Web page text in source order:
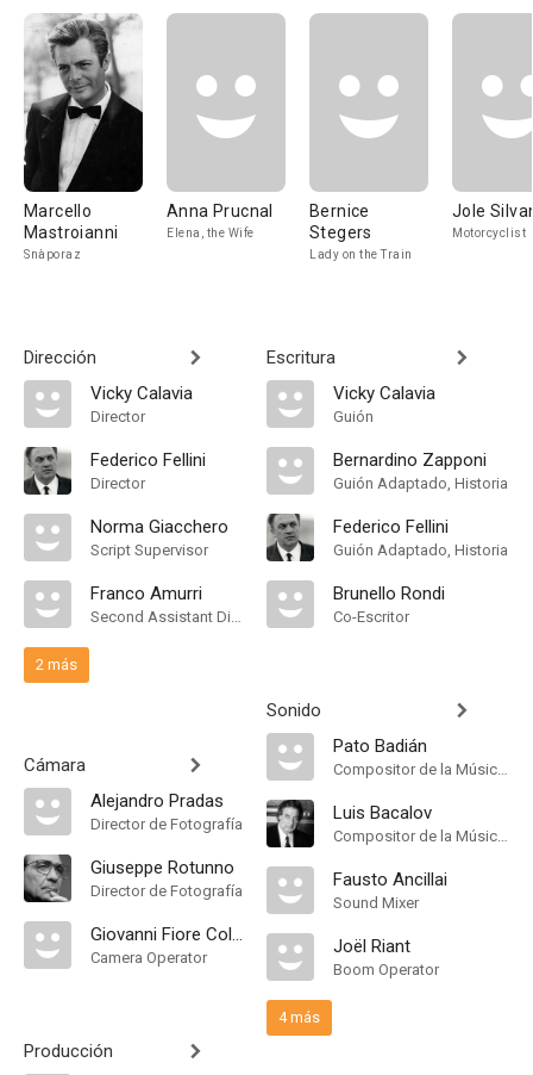
Marcello
Mastroianni
Snàporaz
Anna Prucnal
Elena, the Wife
Bernice
Stegers
Lady on the Train
Jole
Motorcyclist
Dirección
Vicky Calavia
Director
Federico Fellini
Director
Norma Giacchero
Script Supervisor
Franco Amurri
Second Assistant Director
2 más
Cámara
Alejandro Pradas
Director de Fotografía
Giuseppe Rotunno
Director de Fotografía
Giovanni Fiore Coltellacci
Camera Operator
Producción
Escritura
Vicky Calavia
Guión
Bernardino Zapponi
Guión Adaptado, Historia
Federico Fellini
Guión Adaptado, Historia
Brunello Rondi
Co-Escritor
Sonido
Pato Badián
Compositor de la Música Original
Luis Bacalov
Compositor de la Música Original
Fausto Ancillai
Sound Mixer
Joël Riant
Boom Operator
4 más